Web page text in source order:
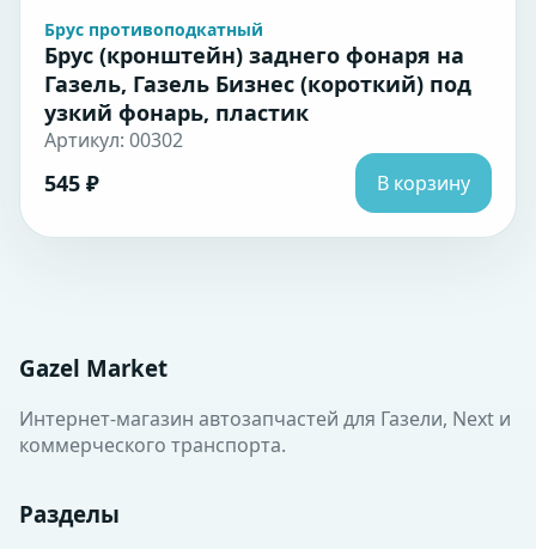
Брус противоподкатный
Брус (кронштейн) заднего фонаря на
Газель, Газель Бизнес (короткий) под
узкий фонарь, пластик
Артикул: 00302
545 ₽ В корзину
Gazel Market
Интернет-магазин автозапчастей для Газели, Next и
коммерческого транспорта.
Разделы